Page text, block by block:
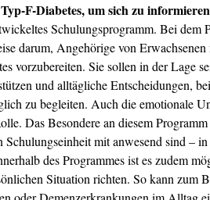
F-Diabetes, um sich zu
Schulungsprogramm. Bei dem
darum, Angehörige von
vorzubereiten. Sie sollen in der Lage
und alltägliche Entscheidungen,
zu begleiten. Auch die emotionale
Das Besondere an diesem
mit anwesend sind –
des Programmes ist es zudem
Situation richten. So kann zum